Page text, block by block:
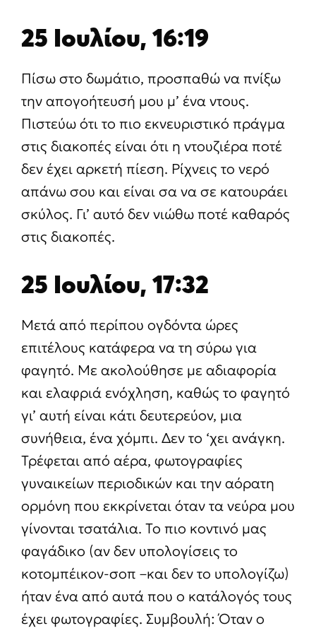
25 Ιουλίου, 16:19
Πίσω στο δωμάτιο, προσπαθώ να πνίξω
την απογοήτευσή μου μ’ ένα ντους.
Πιστεύω ότι το πιο εκνευριστικό πράγμα
στις διακοπές είναι ότι η ντουζιέρα ποτέ
δεν έχει αρκετή πίεση. Ρίχνεις το νερό
απάνω σου και είναι σα να σε κατουράει
σκύλος. Γι’ αυτό δεν νιώθω ποτέ καθαρός
στις διακοπές.
25 Ιουλίου, 17:32
Μετά από περίπου ογδόντα ώρες
επιτέλους κατάφερα να τη σύρω για
φαγητό. Με ακολούθησε με αδιαφορία
και ελαφριά ενόχληση, καθώς το φαγητό
γι’ αυτή είναι κάτι δευτερεύον, μια
συνήθεια, ένα χόμπι. Δεν το ‘χει ανάγκη.
Τρέφεται από αέρα, φωτογραφίες
γυναικείων περιοδικών και την αόρατη
ορμόνη που εκκρίνεται όταν τα νεύρα μου
γίνονται τσατάλια. Το πιο κοντινό μας
φαγάδικο (αν δεν υπολογίσεις το
κοτομπέικον-σοπ –και δεν το υπολογίζω)
ήταν ένα από αυτά που ο κατάλογός τους
έχει φωτογραφίες. Συμβουλή: Όταν ο